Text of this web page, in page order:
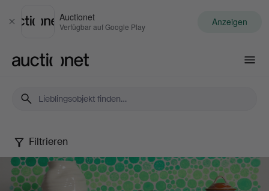
Schließen
Auctionet
Verfügbar auf Google Play Anzeigen
Spring
20th
Filtrieren